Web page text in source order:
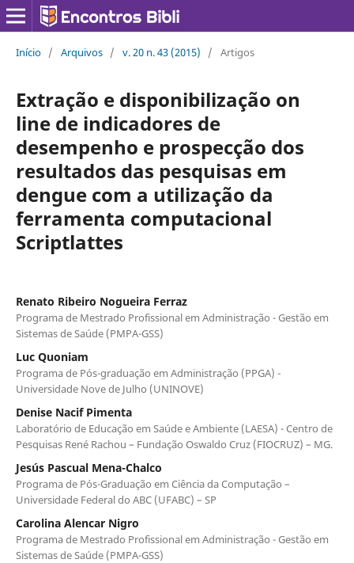
Início / Arquivos / v. 20 n. 43 (2015) / Artigos
Extração e disponibilização on
line de indicadores de
desempenho e prospecção dos
resultados das pesquisas em
dengue com a utilização da
ferramenta computacional
Scriptlattes
Renato Ribeiro Nogueira Ferraz
Programa de Mestrado Profissional em Administração - Gestão em
Sistemas de Saúde (PMPA-GSS)
Luc Quoniam
Programa de Pós-graduação em Administração (PPGA) -
Universidade Nove de Julho (UNINOVE)
Denise Nacif Pimenta
Laboratório de Educação em Saúde e Ambiente (LAESA) - Centro de
Pesquisas René Rachou – Fundação Oswaldo Cruz (FIOCRUZ) – MG.
Jesús Pascual Mena-Chalco
Programa de Pós-Graduação em Ciência da Computação –
Universidade Federal do ABC (UFABC) – SP
Carolina Alencar Nigro
Programa de Mestrado Profissional em Administração - Gestão em
Sistemas de Saúde (PMPA-GSS)